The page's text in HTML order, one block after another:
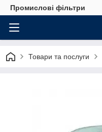
Промислові фільтри
Товари та послуги